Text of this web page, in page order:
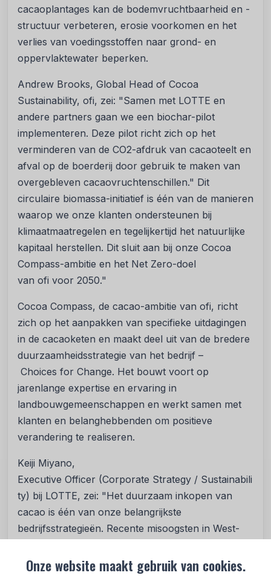
Onze website maakt gebruik van cookies.
cacaoplantages kan de bodemvruchtbaarheid en -
structuur verbeteren, erosie voorkomen en het
verlies van voedingsstoffen naar grond- en
oppervlaktewater beperken.
Andrew Brooks, Global Head of Cocoa
Sustainability, ofi, zei: "Samen met LOTTE en
andere partners gaan we een biochar-pilot
implementeren. Deze pilot richt zich op het
verminderen van de CO2-afdruk van cacaoteelt en
afval op de boerderij door gebruik te maken van
overgebleven cacaovruchtenschillen." Dit
circulaire biomassa-initiatief is één van de manieren
waarop we onze klanten ondersteunen bij
klimaatmaatregelen en tegelijkertijd het natuurlijke
kapitaal herstellen. Dit sluit aan bij onze Cocoa
Compass-ambitie en het Net Zero-doel
van ofi voor 2050."
Cocoa Compass, de cacao-ambitie van ofi, richt
zich op het aanpakken van specifieke uitdagingen
in de cacaoketen en maakt deel uit van de bredere
duurzaamheidsstrategie van het bedrijf –
Choices for Change. Het bouwt voort op
jarenlange expertise en ervaring in
landbouwgemeenschappen en werkt samen met
klanten en belanghebbenden om positieve
verandering te realiseren.
Keiji Miyano,
Executive Officer (Corporate Strategy / Sustainabili
ty) bij LOTTE, zei: "Het duurzaam inkopen van
cacao is één van onze belangrijkste
bedrijfsstrategieën. Recente misoogsten in West-
ervan overtuigd dat dit initiatief een grote impact op
het milieu kan hebben dankzij de samenwerking